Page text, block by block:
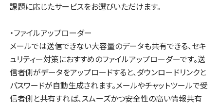
課題に応じたサービスをお選びいただけます。
・ファイルアップローダー
メールでは送信できない大容量のデータも共有できる、セキ
ュリティー対策におすすめのファイルアップローダーです。送
信者側がデータをアップロードすると、ダウンロードリンクと
パスワードが自動生成されます。メールやチャットツールで受
信者側と共有すれば、スムーズかつ安全性の高い情報共有